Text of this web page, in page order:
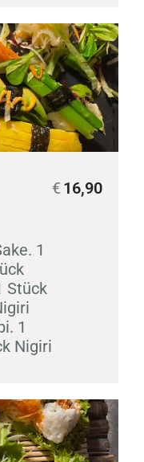
. 1
Stück
. 1
Nigiri
16,90
€